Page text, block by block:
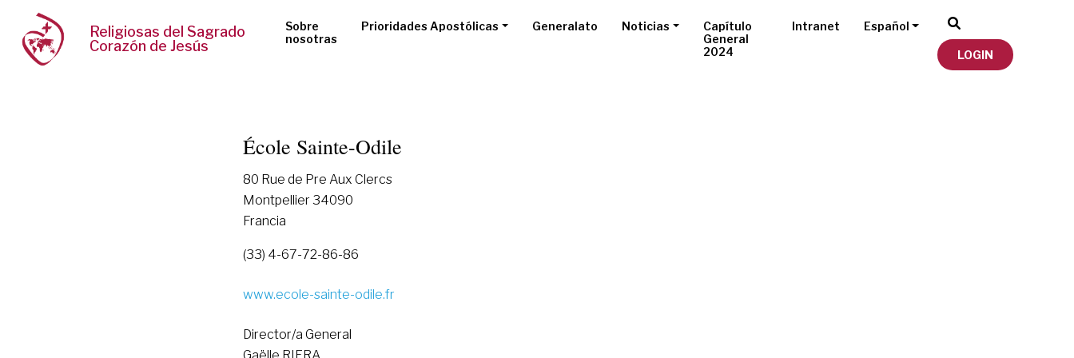
Religiosas del Sagrado
Corazón de Jesús
Sobre
nosotras
Prioridades Apostólicas Generalato Noticias
Capítulo
General
2024
Intranet Español
LOGIN
École Sainte-Odile
80 Rue de Pre Aux Clercs
Montpellier 34090
Francia
(33) 4-67-72-86-86
www.ecole-sainte-odile.fr
Director/a General